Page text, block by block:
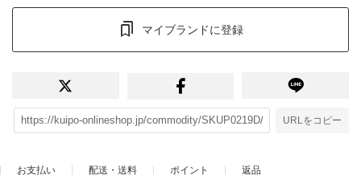
マイブランドに登録
URLをコピー
お支払い 配送・送料 ポイント
返品